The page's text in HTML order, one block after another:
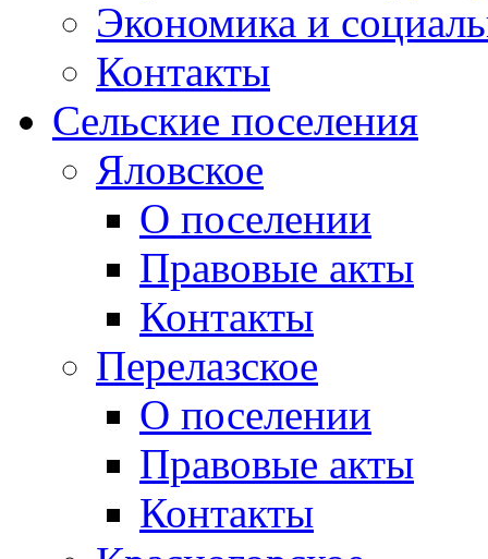
Экономика и
Контакты
Сельские поселения
Яловское
О поселении
Правовые акты
Контакты
Перелазское
О поселении
Правовые акты
Контакты